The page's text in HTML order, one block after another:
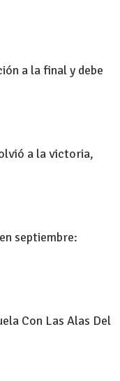
a la final y debe
a la victoria,
septiembre:
Con Las Alas Del